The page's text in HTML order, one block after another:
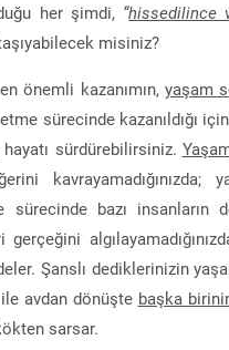
her şimdi, “hissedilince
misiniz?
önemli kazanımın, yaşam
sürecinde kazanıldığı
hayatı sürdürebilirsiniz.
sürecinde bazı insanların
Şanslı dediklerinizin
ile avdan dönüşte başka
sarsar.